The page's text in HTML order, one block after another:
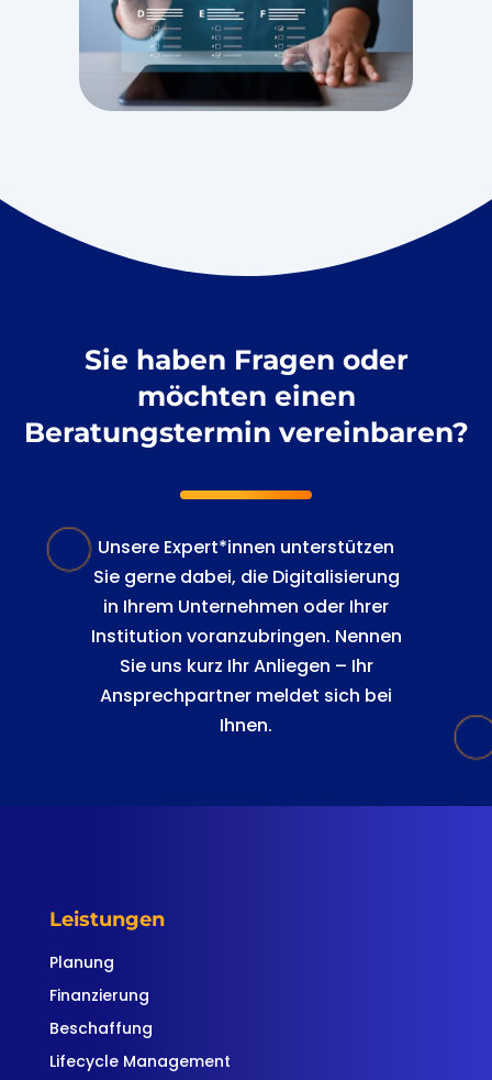
Sie haben Fragen oder
möchten einen
Beratungstermin vereinbaren?
Unsere Expert*innen unterstützen
Sie gerne dabei, die Digitalisierung
in Ihrem Unternehmen oder Ihrer
Institution voranzubringen. Nennen
Sie uns kurz Ihr Anliegen – Ihr
Ansprechpartner meldet sich bei
Ihnen.
Leistungen
Planung
Finanzierung
Beschaffung
Lifecycle Management